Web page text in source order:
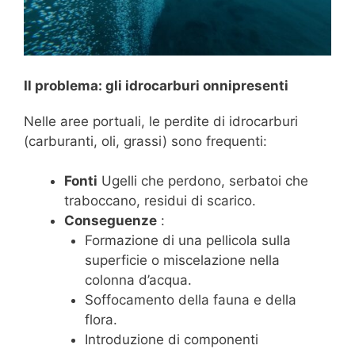
Il problema: gli idrocarburi onnipresenti
Nelle aree portuali, le perdite di idrocarburi
(carburanti, oli, grassi) sono frequenti:
Fonti Ugelli che perdono, serbatoi che
traboccano, residui di scarico.
Conseguenze :
Formazione di una pellicola sulla
superficie o miscelazione nella
colonna d’acqua.
Soffocamento della fauna e della
flora.
Introduzione di componenti